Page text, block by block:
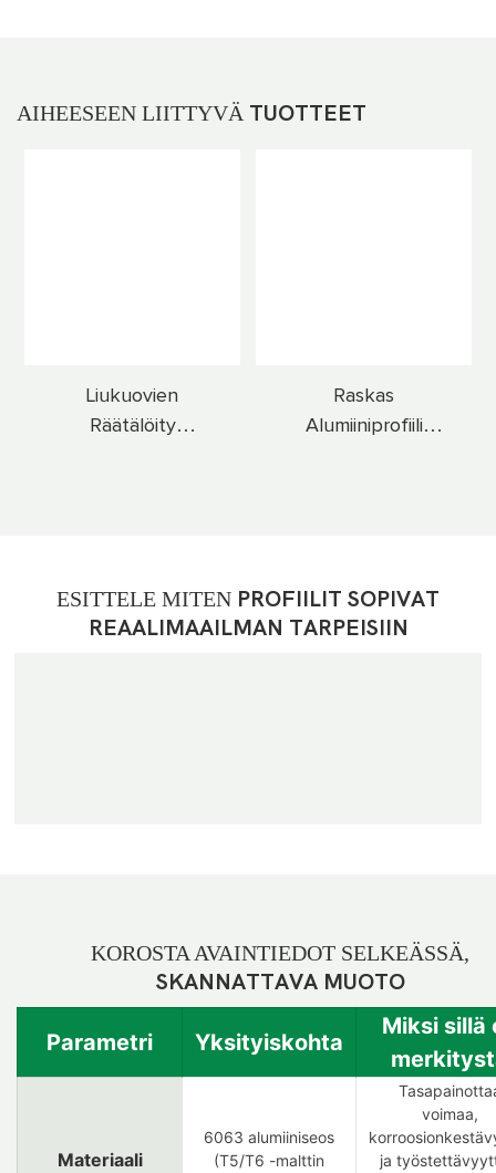
AIHEESEEN LIITTYVÄ TUOTTEET
Liukuovien
Räätälöity
Raskas
Alumiiniprofiili
ESITTELE MITEN PROFIILIT SOPIVAT
REAALIMAAILMAN TARPEISIIN
KOROSTA AVAINTIEDOT SELKEÄSSÄ,
SKANNATTAVA MUOTO
Parametri Yksityiskohta
Miksi sillä
Materiaali
6063 alumiiniseos
(T5/T6 -malttin
voimaa,
ja